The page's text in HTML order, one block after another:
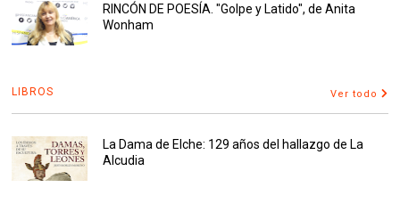
RINCÓN DE POESÍA. "Golpe y Latido", de Anita
Wonham
LIBROS Ver todo
La Dama de Elche: 129 años del hallazgo de La
Alcudia